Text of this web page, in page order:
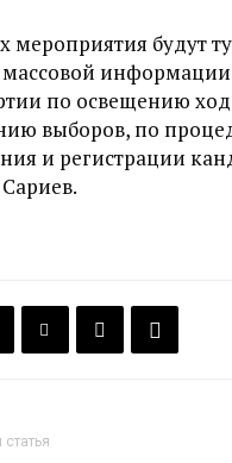
мероприятия будут
массовой
по освещению
выборов, по
и регистрации